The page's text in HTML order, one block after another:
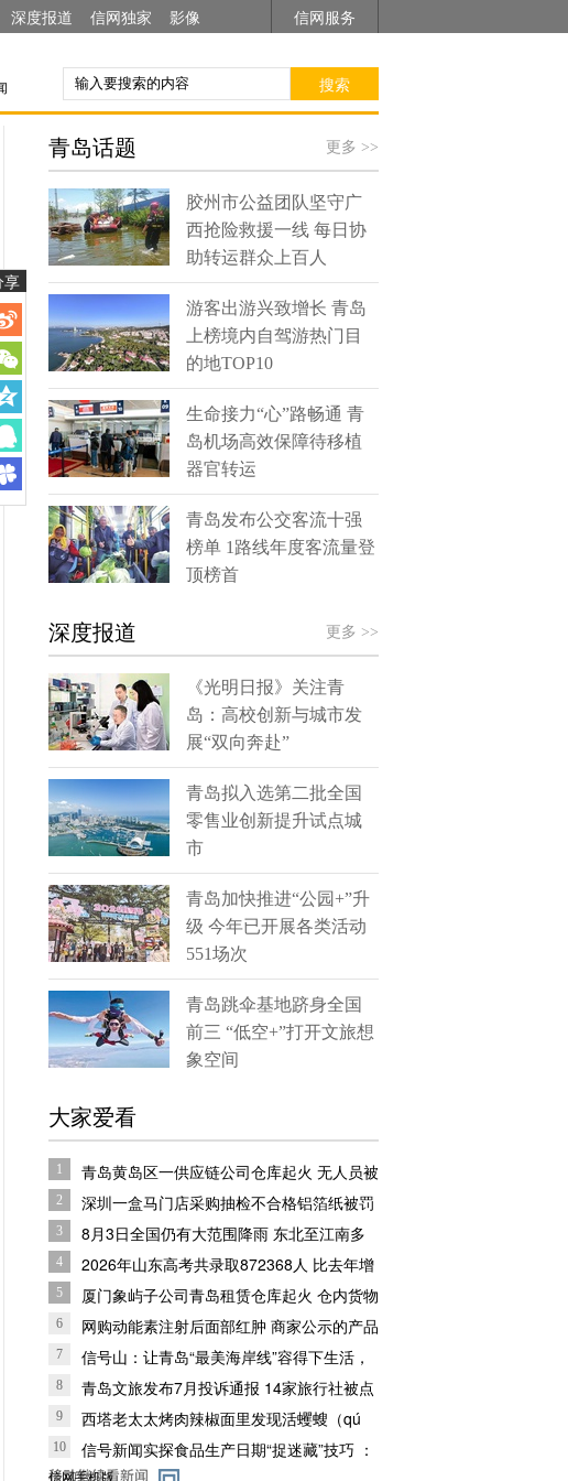
深度报道 信网独家 影像 信网服务
搜索
享
青岛话题 更多 >>
胶州市公益团队坚守广
西抢险救援一线 每日协
助转运群众上百人
游客出游兴致增长 青岛
上榜境内自驾游热门目
的地TOP10
生命接力“心”路畅通 青
岛机场高效保障待移植
器官转运
青岛发布公交客流十强
榜单 1路线年度客流量登
顶榜首
深度报道 更多 >>
《光明日报》关注青
岛：高校创新与城市发
展“双向奔赴”
青岛拟入选第二批全国
零售业创新提升试点城
市
青岛加快推进“公园+”升
级 今年已开展各类活动
551场次
青岛跳伞基地跻身全国
前三 “低空+”打开文旅想
象空间
大家爱看
1
青岛黄岛区一供应链公司仓库起火 无人员被
困和伤亡
2
深圳一盒马门店采购抽检不合格铝箔纸被罚
企业罚款500元相关责任人罚款50元
3
8月3日全国仍有大范围降雨 东北至江南多
地高温闷热持续
4
2026年山东高考共录取872368人 比去年增
加2.7万余人
5
厦门象屿子公司青岛租赁仓库起火 仓内货物
足额投保，理赔工作推进中
6
网购动能素注射后面部红肿 商家公示的产品
备案编号张冠李戴且已注销
7
信号山：让青岛“最美海岸线”容得下生活，
也留得住风景
8
青岛文旅发布7月投诉通报 14家旅行社被点
名曝光
9
西塔老太太烤肉辣椒面里发现活蠼螋（qú
sōu） 店方赔了一千元又请顾客再吃一顿
10
信号新闻实探食品生产日期“捉迷藏”技巧 ：
白包装上印白色字体、透明瓶身刻透明字、
信网手机版